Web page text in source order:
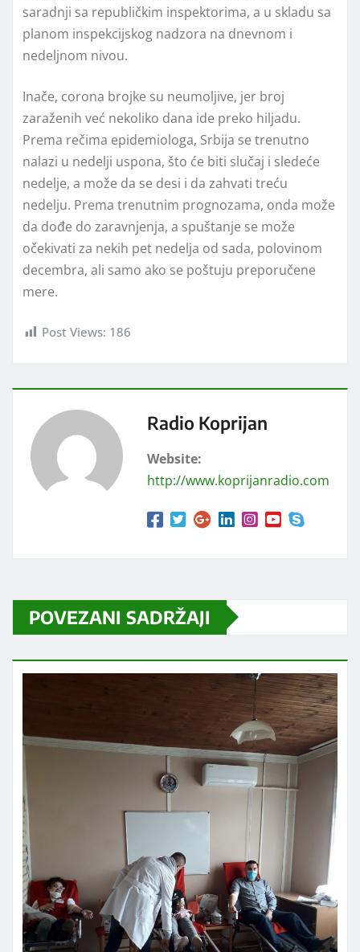
saradnji sa republičkim inspektorima, a u skladu sa
planom inspekcijskog nadzora na dnevnom i
nedeljnom nivou.
Inače, corona brojke su neumoljive, jer broj
zaraženih već nekoliko dana ide preko hiljadu.
Prema rečima epidemiologa, Srbija se trenutno
nalazi u nedelјi uspona, što će biti slučaj i sledeće
nedelјe, a može da se desi i da zahvati treću
nedelјu. Prema trenutnim prognozama, onda može
da dođe do zaravnjenja, a spuštanje se može
očekivati za nekih pet nedelјa od sada, polovinom
decembra, ali samo ako se poštuju preporučene
mere.
Post Views: 186
Radio Koprijan
Website:
http://www.koprijanradio.com
POVEZANI SADRŽAJI